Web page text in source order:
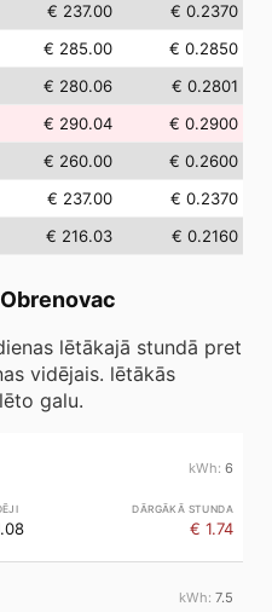
€ 237.00
€ 0.2370
€ 285.00
€ 0.2850
€ 280.06
€ 0.2801
€ 290.04
€ 0.2900
€ 260.00
€ 0.2600
€ 237.00
€ 0.2370
€ 216.03 € 0.2160
Obrenovac
lētākajā stundā pret
vidējais. lētākās
galu.
6
€ 1.74
7.5